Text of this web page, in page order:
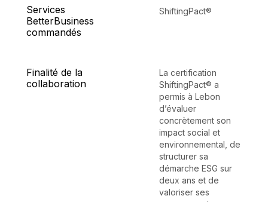
Services
BetterBusiness
commandés
ShiftingPact®
Finalité de la
collaboration
La certification
ShiftingPact® a
permis à Lebon
d’évaluer
concrètement son
impact social et
environnemental, de
structurer sa
démarche ESG sur
deux ans et de
valoriser ses